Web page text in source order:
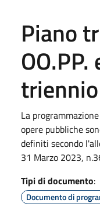
Piano
La
opere pubbliche
definiti secondo
31 Marzo 2023,
Tipi di documento:
Documento di